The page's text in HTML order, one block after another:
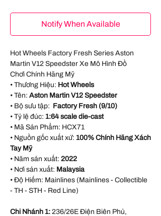
Notify When Available
Hot Wheels Factory Fresh Series Aston
Martin V12 Speedster Xe Mô Hình Đồ
Chơi Chính Hãng Mỹ
• Thương Hiệu: Hot Wheels
• Tên: Aston Martin V12 Speedster
• Bộ sưu tập: Factory Fresh (9/10)
• Tỷ lệ đúc: 1:64 scale die-cast
• Mã Sản Phẩm: HCX71
• Nguồn gốc xuất xứ: 100% Chính Hãng Xách
Tay Mỹ
• Năm sản xuất: 2022
• Nơi sản xuất: Malaysia
• Độ Hiếm: Mainlines (Mainlines - Collectible
- TH - STH - Red Line)
Chi Nhánh 1: 236/26E Điện Biên Phủ,